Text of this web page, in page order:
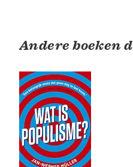
Andere boeken